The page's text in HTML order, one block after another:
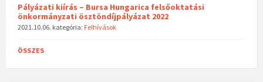
Pályázati kiírás – Bursa Hungarica felsőoktatási
önkormányzati ösztöndíjpályázat 2022
2021.10.06. kategória: Felhívások
ÖSSZES